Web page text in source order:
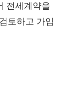
전세계약을
토하고 가입